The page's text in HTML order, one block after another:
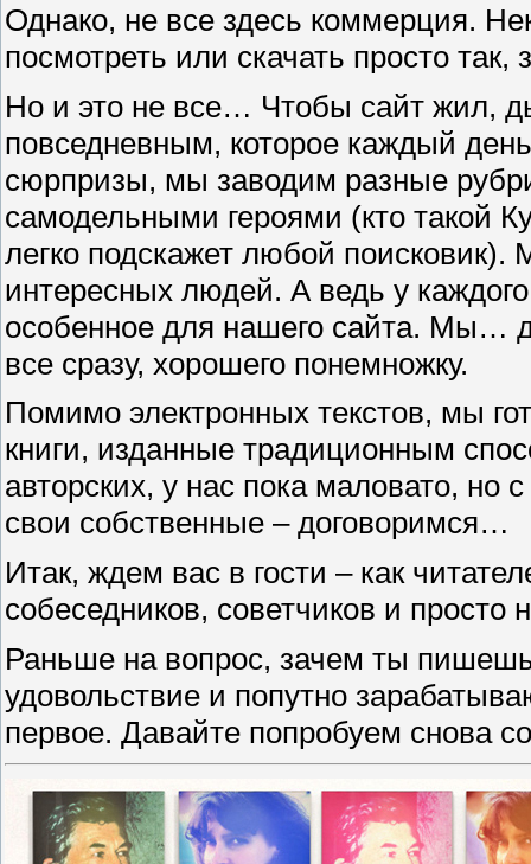
Однако, не все здесь коммерция.
посмотреть или скачать просто
Но и это не все… Чтобы сайт жил,
повседневным, которое каждый
сюрпризы, мы заводим разные
самодельными героями (кто такой
легко подскажет любой
интересных людей. А ведь у
особенное для нашего сайта. Мы…
все сразу, хорошего понемножку.
Помимо электронных текстов, мы
книги, изданные традиционным
авторских, у нас пока маловато,
свои собственные – договоримся…
Итак, ждем вас в гости – как
собеседников, советчиков и просто
Раньше на вопрос, зачем ты
удовольствие и попутно
первое. Давайте попробуем снова